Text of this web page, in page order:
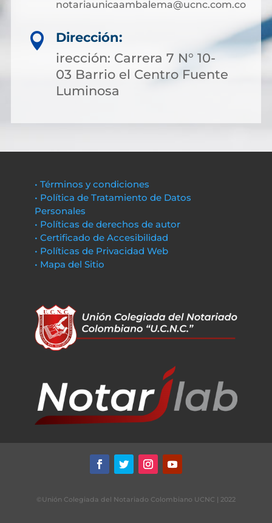
notariaunicaambalema@ucnc.com.co

Dirección:
irección: Carrera 7 N° 10-
03 Barrio el Centro Fuente
Luminosa
• Términos y condiciones
• Política de Tratamiento de Datos
Personales
• Políticas de derechos de autor
• Certificado de Accesibilidad
• Políticas de Privacidad Web
• Mapa del Sitio
©Unión Colegiada del Notariado Colombiano UCNC | 2022